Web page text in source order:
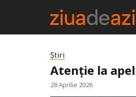
Știri
Atenție la
28 Aprilie 2026